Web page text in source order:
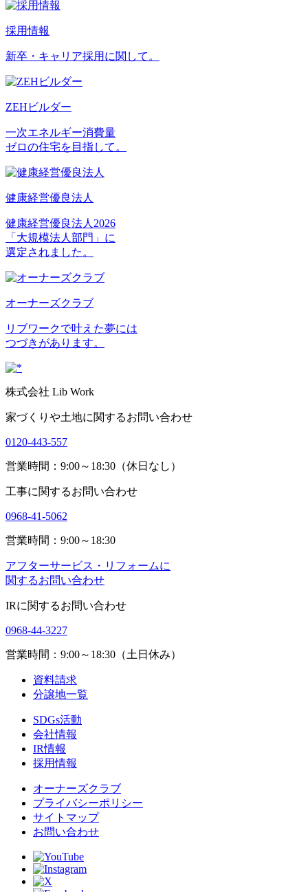
採用情報
新卒・キャリア採用に関して。
ZEHビルダー
一次エネルギー消費量
ゼロの住宅を目指して。
健康経営優良法人
健康経営優良法人2026
「大規模法人部門」に
選定されました。
オーナーズクラブ
リブワークで叶えた夢には
つづきがあります。
株式会社 Lib Work
家づくりや土地に関するお問い合わせ
0120-443-557
営業時間：9:00～18:30（休日なし）
工事に関するお問い合わせ
0968-41-5062
営業時間：9:00～18:30
アフターサービス・リフォームに
関するお問い合わせ
IRに関するお問い合わせ
0968-44-3227
営業時間：9:00～18:30（土日休み）
資料請求
分譲地一覧
SDGs活動
会社情報
IR情報
採用情報
オーナーズクラブ
プライバシーポリシー
サイトマップ
お問い合わせ